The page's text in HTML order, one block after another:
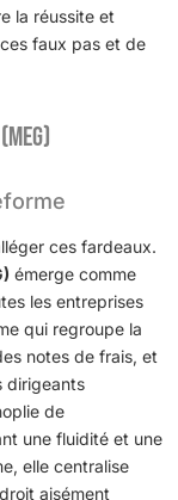
la réussite et
faux pas et de
ces fardeaux.
émerge comme
les entreprises
qui regroupe la
notes de frais, et
dirigeants
de
une fluidité et une
elle centralise
aisément